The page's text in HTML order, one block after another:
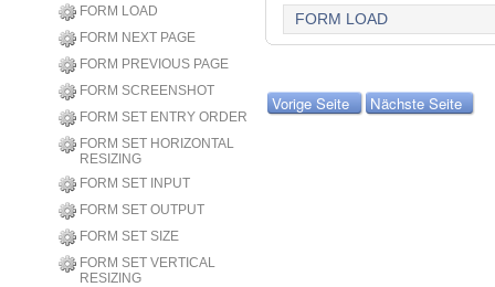
FORM LOAD
FORM NEXT PAGE
FORM PREVIOUS PAGE
FORM SCREENSHOT
FORM SET ENTRY ORDER
FORM SET HORIZONTAL
RESIZING
FORM SET INPUT
FORM SET OUTPUT
FORM SET SIZE
FORM SET VERTICAL
RESIZING
FORM LOAD
Vorige Seite Nächste Seite